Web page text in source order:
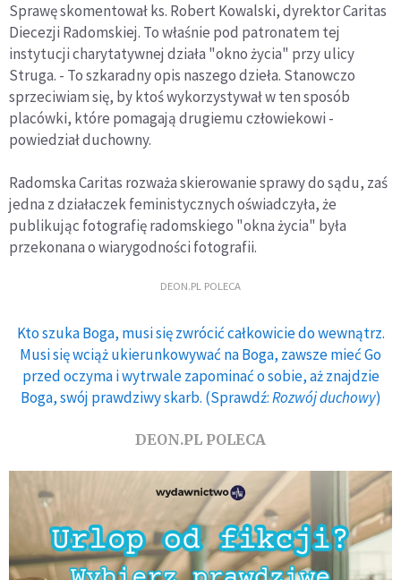
Sprawę skomentował ks. Robert Kowalski, dyrektor Caritas
Diecezji Radomskiej. To właśnie pod patronatem tej
instytucji charytatywnej działa "okno życia" przy ulicy
Struga. - To szkaradny opis naszego dzieła. Stanowczo
sprzeciwiam się, by ktoś wykorzystywał w ten sposób
placówki, które pomagają drugiemu człowiekowi -
powiedział duchowny.
Radomska Caritas rozważa skierowanie sprawy do sądu, zaś
jedna z działaczek feministycznych oświadczyła, że
publikując fotografię radomskiego "okna życia" była
przekonana o wiarygodności fotografii.
DEON.PL POLECA
Kto szuka Boga, musi się zwrócić całkowicie do wewnątrz.
Musi się wciąż ukierunkowywać na Boga, zawsze mieć Go
przed oczyma i wytrwale zapominać o sobie, aż znajdzie
Boga, swój prawdziwy skarb. (Sprawdź:Rozwój duchowy)
DEON.PL POLECA